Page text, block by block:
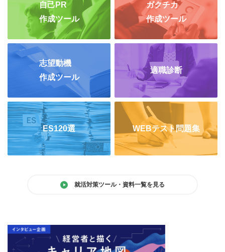
自己PR
作成ツール
ガクチカ
作成ツール
志望動機
作成ツール
適職診断
ES120選 WEBテスト問題集
就活対策ツール・資料一覧を見る